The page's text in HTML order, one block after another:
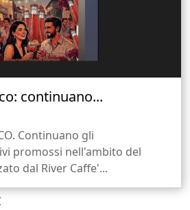
continuano...
Continuano gli
promossi nell'ambito del
dal River Caffe'...